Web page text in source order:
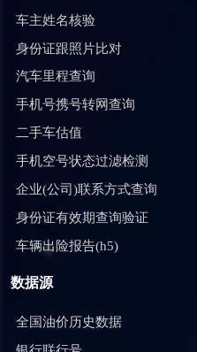
车主姓名核验
身份证跟照片比对
汽车里程查询
手机号携号转网查询
二手车估值
手机空号状态过滤检测
企业(公司)联系方式查询
身份证有效期查询验证
车辆出险报告(h5)
数据源
全国油价历史数据